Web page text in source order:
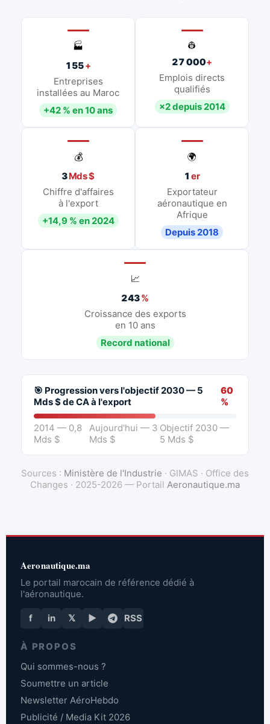
🏭
155+
Entreprises
installées au Maroc
+42 % en 10 ans
👷
27 000+
Emplois directs
qualifiés
×2 depuis 2014
💰
3Mds $
Chiffre d'affaires
à l'export
+14,9 % en 2024
🌍
1 er
Exportateur
aéronautique en
Afrique
Depuis 2018
📈
243%
Croissance des exports
en 10 ans
Record national
🎯 Progression vers l'objectif 2030 — 5
Mds $ de CA à l'export
60
%
2014 — 0,8
Mds $
Aujourd'hui — 3
Mds $
Objectif 2030 —
5 Mds $
Sources : Ministère de l'Industrie · GIMAS · Office des
Changes · 2025-2026 — Portail Aeronautique.ma
Aeronautique.ma
Le portail marocain de référence dédié à
l'aéronautique.
f in 𝕏 ▶ RSS
À PROPOS
Qui sommes-nous ?
Soumettre un article
Newsletter AéroHebdo
Publicité / Media Kit 2026